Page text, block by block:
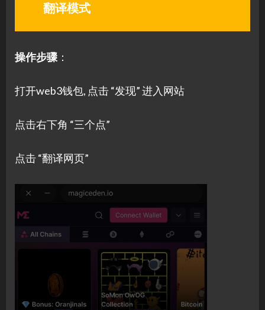
翻译模式
操作步骤 ：
打开web3钱包, 点击 “发现” 进入网站
点击右下角 “三个点”
点击 “翻译网页”